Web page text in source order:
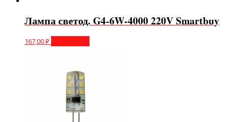
Лампа светод. G4-6W-4000 220V Smartbuy
167,00₽